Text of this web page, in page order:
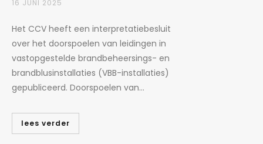
16 JUNI 2025
Het CCV heeft een interpretatiebesluit
over het doorspoelen van leidingen in
vastopgestelde brandbeheersings- en
brandblusinstallaties (VBB-installaties)
gepubliceerd. Doorspoelen van...
lees verder